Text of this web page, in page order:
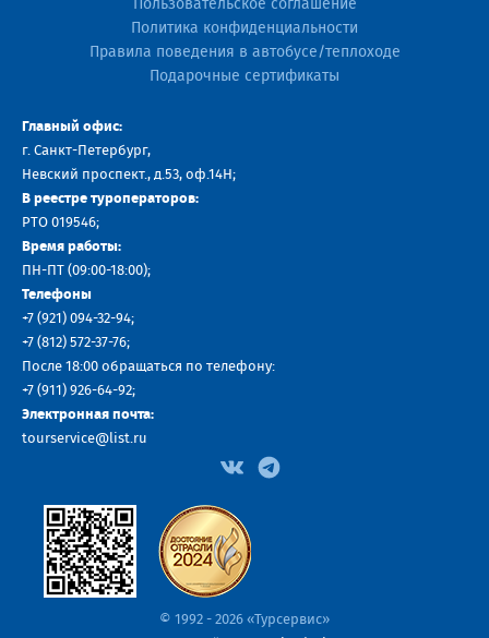
Пользовательское соглашение
Политика конфиденциальности
Правила поведения в автобусе/теплоходе
Подарочные сертификаты
Главный офис:
г. Санкт-Петербург,
Невский проспект., д.53, оф.14H;
В реестре туроператоров:
РТО 019546;
Время работы:
ПН-ПТ (09:00-18:00);
Телефоны
+7 (921) 094-32-94;
+7 (812) 572-37-76;
После 18:00 обращаться по телефону:
+7 (911) 926-64-92;
Электронная почта:
tourservice@list.ru
© 1992 - 2026 «Турсервис»